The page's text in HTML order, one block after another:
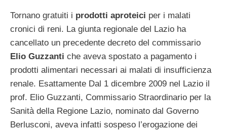
Tornano gratuiti i prodotti aproteici per i malati
cronici di reni. La giunta regionale del Lazio ha
cancellato un precedente decreto del commissario
Elio Guzzanti che aveva spostato a pagamento i
prodotti alimentari necessari ai malati di insufficienza
renale. Esattamente Dal 1 dicembre 2009 nel Lazio il
prof. Elio Guzzanti, Commissario Straordinario per la
Sanità della Regione Lazio, nominato dal Governo
Berlusconi, aveva infatti sospeso l’erogazione dei